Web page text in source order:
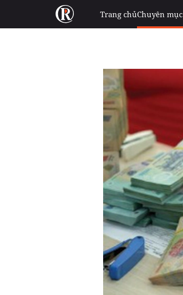
Trang chủChuyên mục